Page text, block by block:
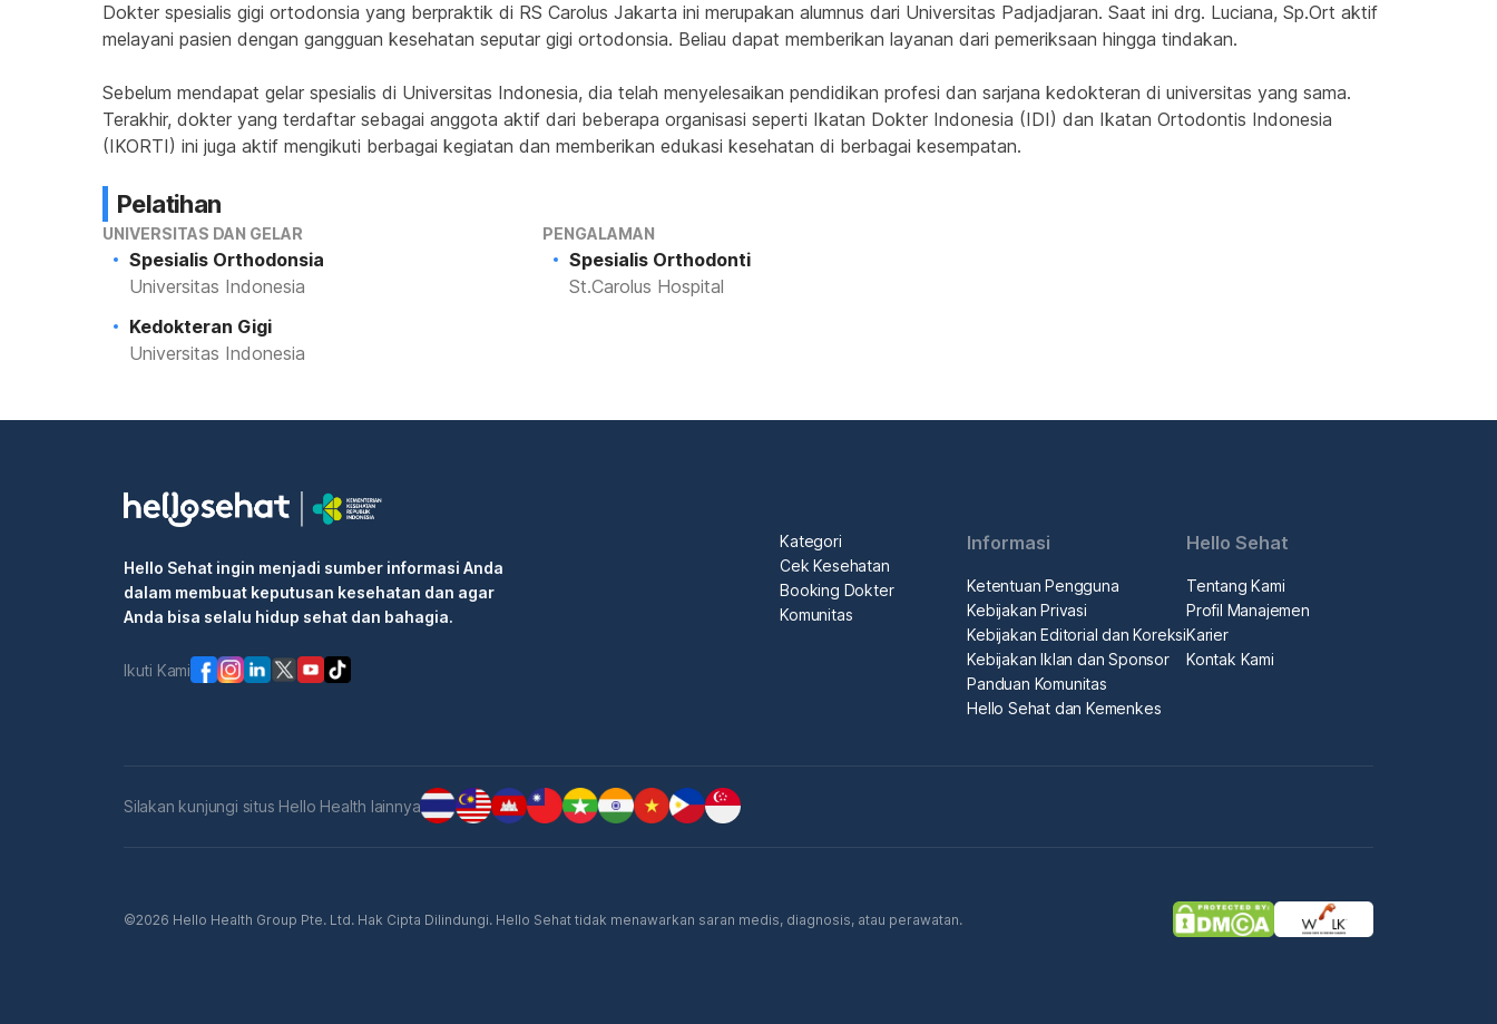
Dokter spesialis gigi ortodonsia yang berpraktik di RS Carolus Jakarta ini merupakan alumnus dari Universitas Padjadjaran. Saat ini drg. Luciana, Sp.Ort aktif
melayani pasien dengan gangguan kesehatan seputar gigi ortodonsia. Beliau dapat memberikan layanan dari pemeriksaan hingga tindakan.
Sebelum mendapat gelar spesialis di Universitas Indonesia, dia telah menyelesaikan pendidikan profesi dan sarjana kedokteran di universitas yang sama.
Terakhir, dokter yang terdaftar sebagai anggota aktif dari beberapa organisasi seperti Ikatan Dokter Indonesia (IDI) dan Ikatan Ortodontis Indonesia
(IKORTI) ini juga aktif mengikuti berbagai kegiatan dan memberikan edukasi kesehatan di berbagai kesempatan.
Pelatihan
UNIVERSITAS DAN GELAR
Spesialis Orthodonsia
Universitas Indonesia
Kedokteran Gigi
Universitas Indonesia
PENGALAMAN
Spesialis Orthodonti
St.Carolus Hospital
Hello Sehat ingin menjadi sumber informasi Anda
dalam membuat keputusan kesehatan dan agar
Anda bisa selalu hidup sehat dan bahagia.
Ikuti Kami
Kategori
Cek Kesehatan
Booking Dokter
Komunitas
Informasi
Ketentuan Pengguna
Kebijakan Privasi
Kebijakan Editorial dan Koreksi
Kebijakan Iklan dan Sponsor
Panduan Komunitas
Hello Sehat dan Kemenkes
Hello Sehat
Tentang Kami
Profil Manajemen
Karier
Kontak Kami
Silakan kunjungi situs Hello Health lainnya
©2026 Hello Health Group Pte. Ltd. Hak Cipta Dilindungi. Hello Sehat tidak menawarkan saran medis, diagnosis, atau perawatan.